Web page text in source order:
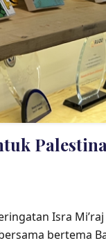
Palestina
Isra
bertema